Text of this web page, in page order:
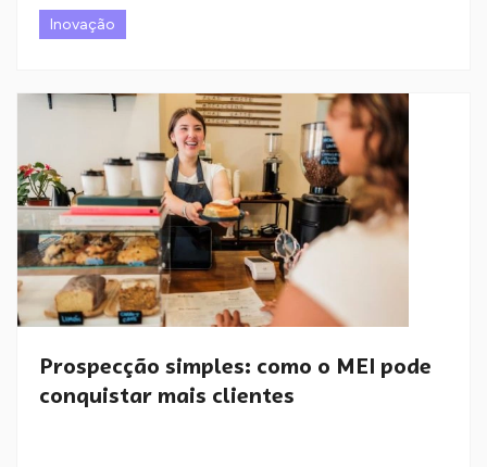
Inovação
Prospecção simples: como o MEI pode
conquistar mais clientes